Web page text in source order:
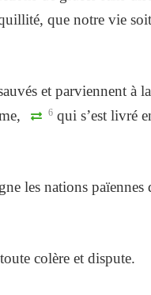
que notre vie
et parviennent à
6 qui s’est livré
les nations païennes
colère et dispute.